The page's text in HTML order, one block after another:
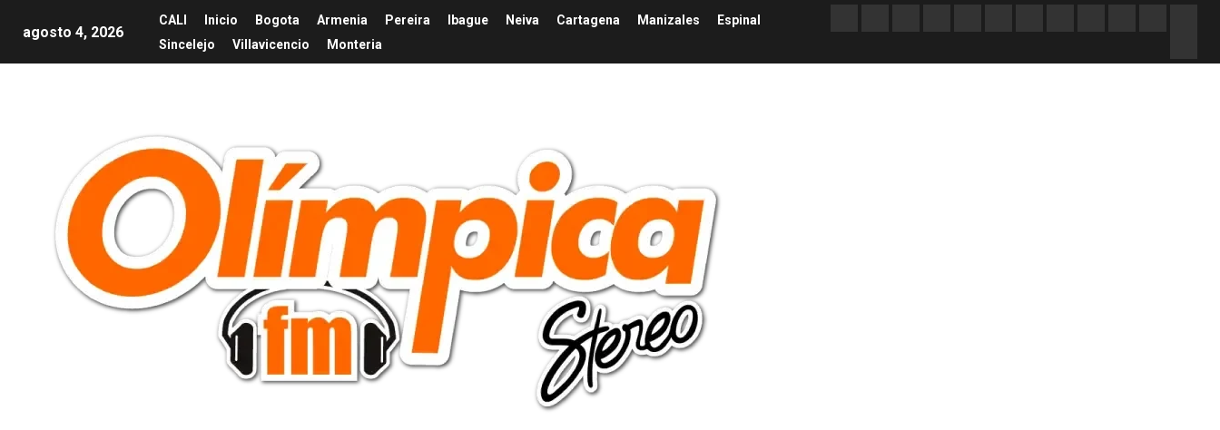
agosto 4, 2026
CALI Inicio Bogota Armenia Pereira Ibague Neiva Cartagena Manizales
Espinal
Sincelejo
Villavicencio Monteria